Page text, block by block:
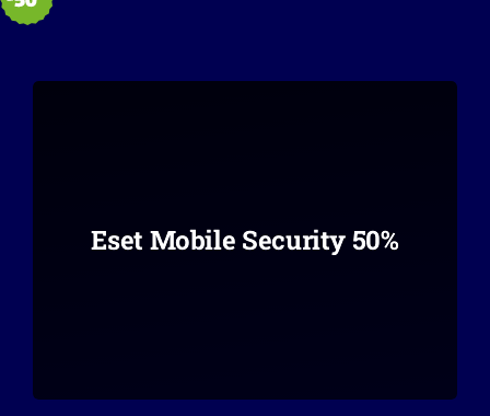
Eset Mobile Security 50%